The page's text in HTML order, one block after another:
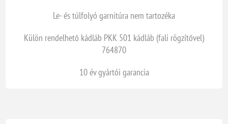
Le- és túlfolyó garnitúra nem tartozéka
Külön rendelhető kádláb PKK 501 kádláb (fali rögzítővel)
764870
10 év gyártói garancia